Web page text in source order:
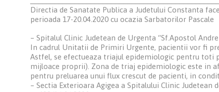
Directia de Sanatate Publica a Judetului Constanta
perioada 17-20.04.2020 cu ocazia Sarbatorilor Pascale
– Spitalul Clinic Judetean de Urgenta “Sf.Apostol
In cadrul Unitatii de Primiri Urgente, pacientii vor fi
Astfel, se efectueaza triajul epidemiologic pentru toti
mijloace proprii). Zona de triaj epidemiologic este in
pentru preluarea unui flux crescut de pacienti, in
– Sectia Exterioara Agigea a Spitalului Clinic